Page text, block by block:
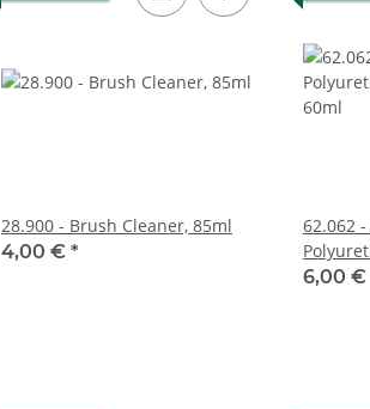
28.900 - Brush Cleaner, 85ml
4,00 € *
62.062
60ml
6,00 €